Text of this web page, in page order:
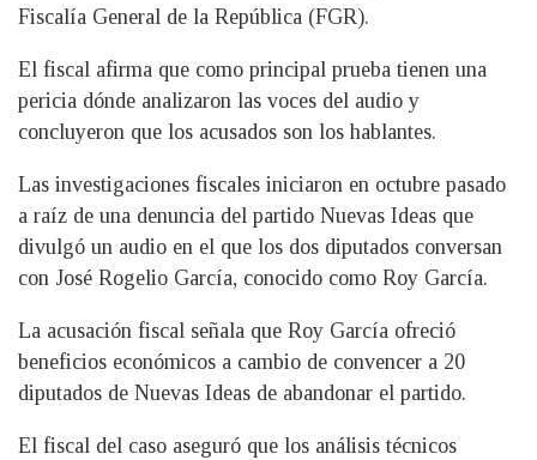
Fiscalía General de la República (FGR).
El fiscal afirma que como principal prueba tienen una
pericia dónde analizaron las voces del audio y
concluyeron que los acusados son los hablantes.
Las investigaciones fiscales iniciaron en octubre pasado
a raíz de una denuncia del partido Nuevas Ideas que
divulgó un audio en el que los dos diputados conversan
con José Rogelio García, conocido como Roy García.
La acusación fiscal señala que Roy García ofreció
beneficios económicos a cambio de convencer a 20
diputados de Nuevas Ideas de abandonar el partido.
El fiscal del caso aseguró que los análisis técnicos